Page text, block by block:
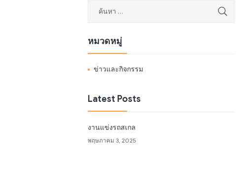
หมวดหมู่
ข่าวและกิจกรรม
Latest Posts
งานแข่งรถสเกล
พฤษภาคม 3, 2025